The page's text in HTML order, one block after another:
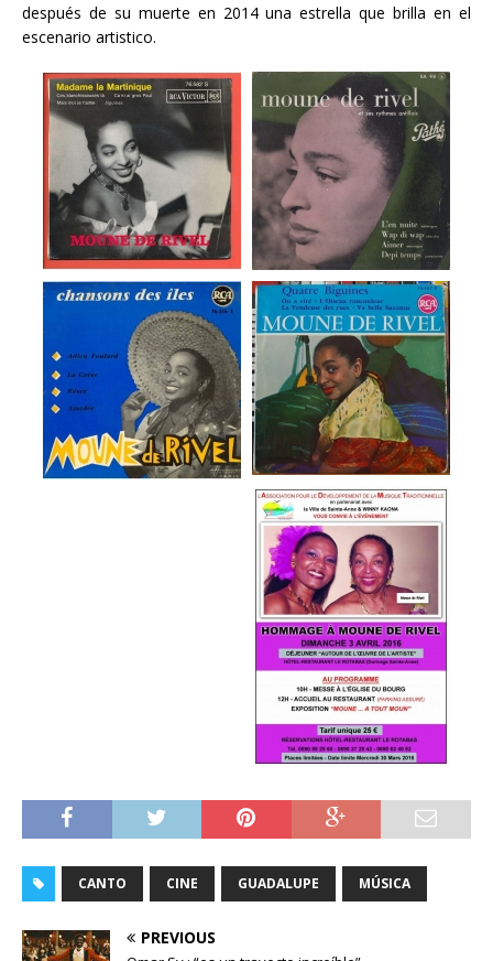
después de su muerte en 2014 una estrella que brilla en el
escenario artistico.
CANTO CINE GUADALUPE MÚSICA
PREVIOUS